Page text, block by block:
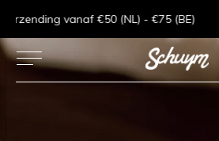
Goede service - ★★★★★ -